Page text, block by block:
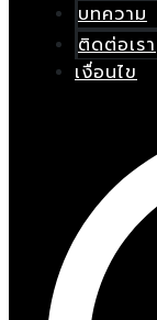
บทความ
ติดต่อเรา
เงื่อนไข